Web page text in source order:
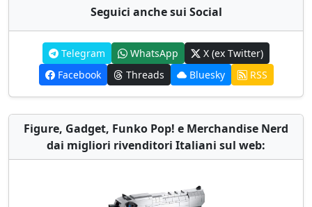
Seguici anche sui Social
Telegram WhatsApp
X (ex Twitter)
Facebook
Threads Bluesky RSS
Figure, Gadget, Funko Pop! e Merchandise Nerd
dai migliori rivenditori Italiani sul web: